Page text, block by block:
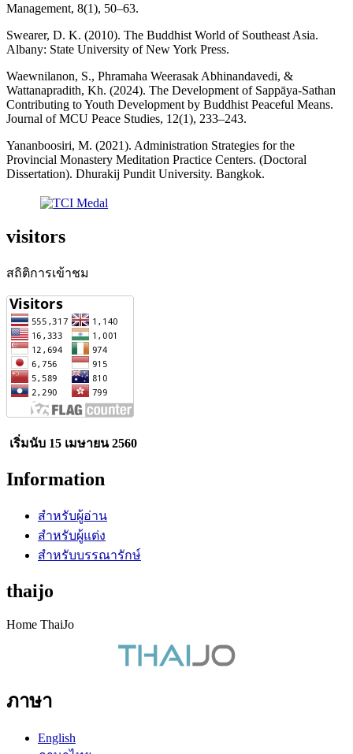
Management, 8(1), 50–63.
Swearer, D. K. (2010). The Buddhist World of Southeast Asia.
Albany: State University of New York Press.
Waewnilanon, S., Phramaha Weerasak Abhinandavedi, &
Wattanapradith, Kh. (2024). The Development of Sappāya-Sathan
Contributing to Youth Development by Buddhist Peaceful Means.
Journal of MCU Peace Studies, 12(1), 233–243.
Yananboosiri, M. (2021). Administration Strategies for the
Provincial Monastery Meditation Practice Centers. (Doctoral
Dissertation). Dhurakij Pundit University. Bangkok.
visitors
สถิติการเข้าชม
เริ่มนับ 15 เมษายน 2560
Information
สำหรับผู้อ่าน
สำหรับผู้แต่ง
สำหรับบรรณารักษ์
thaijo
Home ThaiJo
ภาษา
English